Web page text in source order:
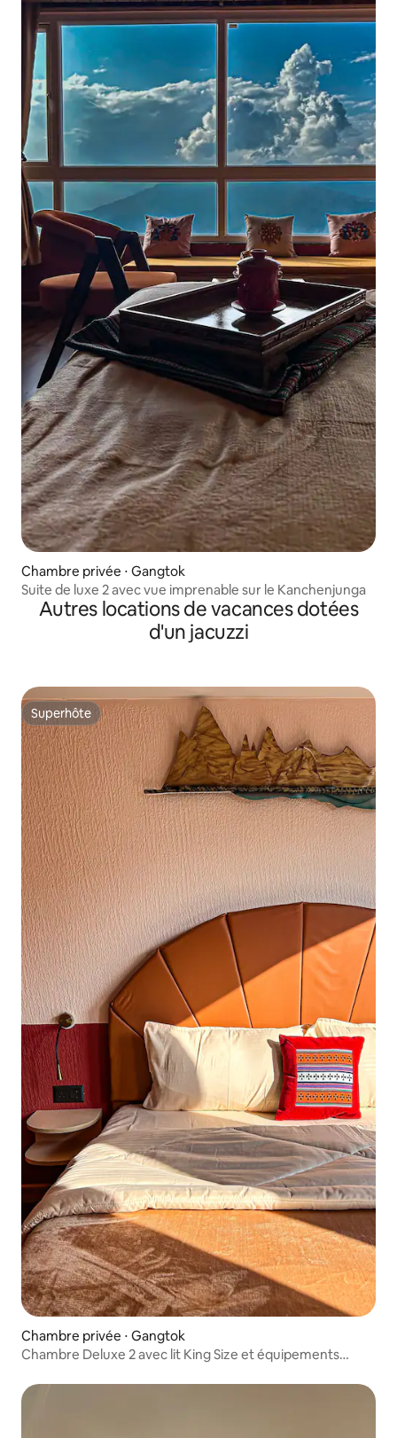
Chambre privée ⋅ Gangtok
Suite de luxe 2 avec vue imprenable sur le Kanchenjunga
Autres locations de vacances dotées
d'un jacuzzi
Superhôte
Superhôte
Chambre privée ⋅ Gangtok
Chambre Deluxe 2 avec lit King Size et équipements